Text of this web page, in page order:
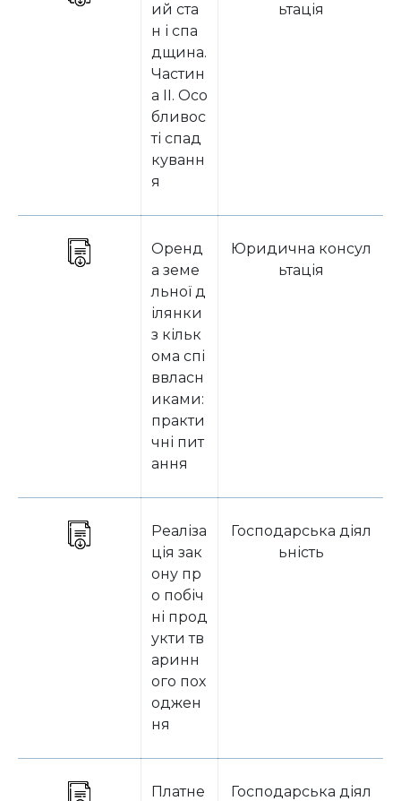
ий ста
н і спа
дщина.
Частин
а ІІ. Осо
бливос
ті спад
куванн
я
ьтація
Оренд
а земе
льної д
ілянки
з кільк
ома спі
ввласн
иками:
практи
чні пит
ання
Юридична консул
ьтація
Реаліза
ція зак
ону пр
о побіч
ні прод
укти тв
аринн
ого пох
оджен
ня
Господарська діял
ьність
Платне
Господарська діял